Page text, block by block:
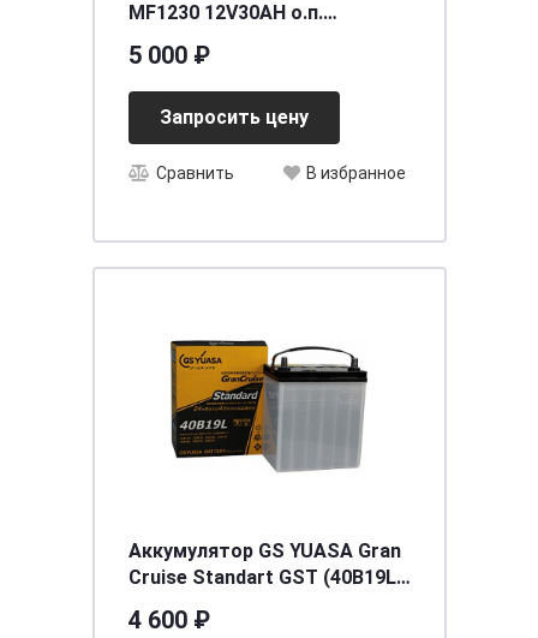
MF1230 12V30AH о.п.
эл (уп.2 шт)
[д167ш127в/175/320
5 000 ₽
Запросить цену
Сравнить В избранное
Аккумулятор GS YUASA Gran
Cruise Standart GST (40B19L)
4 600 ₽